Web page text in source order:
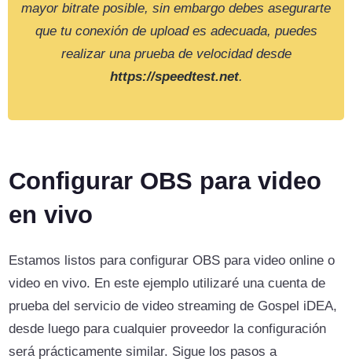
mayor bitrate posible, sin embargo debes asegurarte
que tu conexión de upload es adecuada, puedes
realizar una prueba de velocidad desde
https://speedtest.net.
Configurar OBS para video
en vivo
Estamos listos para configurar OBS para video online o
video en vivo. En este ejemplo utilizaré una cuenta de
prueba del servicio de video streaming de Gospel iDEA,
desde luego para cualquier proveedor la configuración
será prácticamente similar. Sigue los pasos a